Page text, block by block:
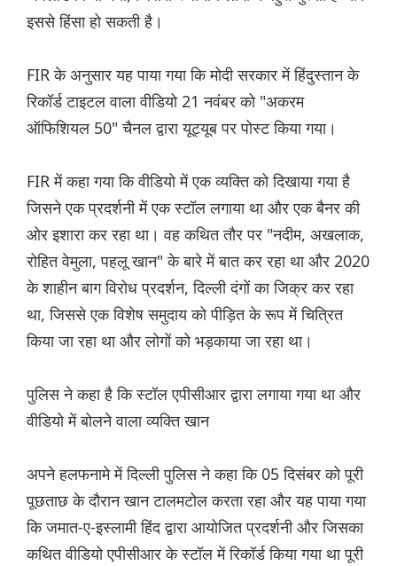
इससे हिंसा हो सकती है।
FIR के अनुसार यह पाया गया कि मोदी सरकार में हिंदुस्तान के
रिकॉर्ड टाइटल वाला वीडियो 21 नवंबर को "अकरम
ऑफिशियल 50" चैनल द्वारा यूट्यूब पर पोस्ट किया गया।
FIR में कहा गया कि वीडियो में एक व्यक्ति को दिखाया गया है
जिसने एक प्रदर्शनी में एक स्टॉल लगाया था और एक बैनर की
ओर इशारा कर रहा था। वह कथित तौर पर "नदीम, अखलाक,
रोहित वेमुला, पहलू खान" के बारे में बात कर रहा था और 2020
के शाहीन बाग विरोध प्रदर्शन, दिल्ली दंगों का जिक्र कर रहा
था, जिससे एक विशेष समुदाय को पीड़ित के रूप में चित्रित
किया जा रहा था और लोगों को भड़काया जा रहा था।
पुलिस ने कहा है कि स्टॉल एपीसीआर द्वारा लगाया गया था और
वीडियो में बोलने वाला व्यक्ति खान
अपने हलफनामे में दिल्ली पुलिस ने कहा कि 05 दिसंबर को पूरी
पूछताछ के दौरान खान टालमटोल करता रहा और यह पाया गया
कि जमात-ए-इस्लामी हिंद द्वारा आयोजित प्रदर्शनी और जिसका
कथित वीडियो एपीसीआर के स्टॉल में रिकॉर्ड किया गया था पूरी